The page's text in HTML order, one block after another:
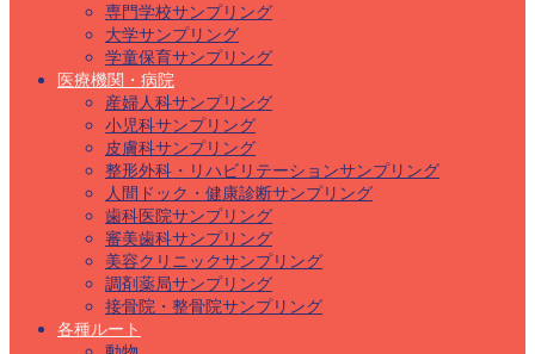
専門学校サンプリング
大学サンプリング
学童保育サンプリング
医療機関・病院
産婦人科サンプリング
小児科サンプリング
皮膚科サンプリング
整形外科・リハビリテーションサンプリング
人間ドック・健康診断サンプリング
歯科医院サンプリング
審美歯科サンプリング
美容クリニックサンプリング
調剤薬局サンプリング
接骨院・整骨院サンプリング
各種ルート